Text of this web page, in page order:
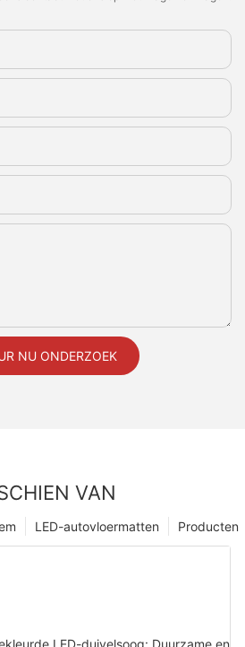
NU ONDERZOEK
VAN
Producten
LED-autovloermatten